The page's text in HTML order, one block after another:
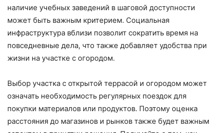
наличие учебных заведений в шаговой доступности
может быть важным критерием. Социальная
инфраструктура вблизи позволит сократить время на
повседневные дела, что также добавляет удобства при
жизни на участке с огородом.
Выбор участка с открытой террасой и огородом может
означать необходимость регулярных поездок для
покупки материалов или продуктов. Поэтому оценка
расстояния до магазинов и рынков также будет важным